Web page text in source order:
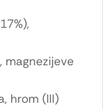
magnezijeve
hrom (III)